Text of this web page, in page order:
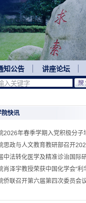
知公告 讲座论坛
院快讯
2026年春季学期入党积极分
思政与人文教育教研部召开
中法转化医学及精准诊治国际
肖泽宇教授荣获中国化学会“
侨联召开第六届第四次委员会